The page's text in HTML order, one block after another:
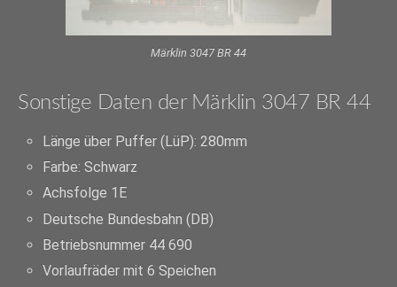
Märklin 3047 BR 44
Sonstige Daten der Märklin 3047 BR 44
Länge über Puffer (LüP): 280mm
Farbe: Schwarz
Achsfolge 1E
Deutsche Bundesbahn (DB)
Betriebsnummer 44 690
Vorlaufräder mit 6 Speichen